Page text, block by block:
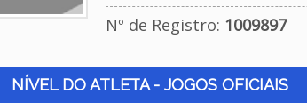
Nº de Registro: 1009897
NÍVEL DO ATLETA - JOGOS OFICIAIS